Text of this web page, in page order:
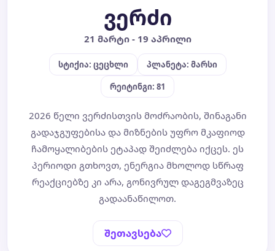
თვის ჰოროსკოპი
ბლოგი
ტარო
ვერძი
21 მარტი - 19 აპრილი
სტიქია: ცეცხლი
პლანეტა: მარსი
რეიტინგი: 81
2026 წელი ვერძისთვის მოძრაობის, შინაგანი
გადაჯგუფებისა და მიზნების უფრო მკაფიოდ
ჩამოყალიბების ეტაპად შეიძლება იქცეს. ეს
პერიოდი გთხოვთ, ენერგია მხოლოდ სწრაფ
რეაქციებზე კი არა, გონივრულ დაგეგმვაზეც
გადაანაწილოთ.
შეთავსება